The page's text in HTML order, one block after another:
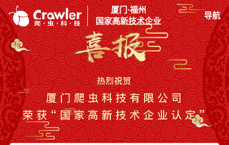
厦门·福州
国家高新技术企业
导航